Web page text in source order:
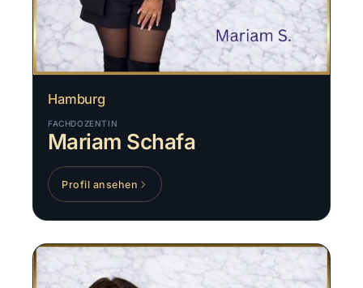
Hamburg
FACHDOZENTIN
Mariam Schafa
Profil ansehen